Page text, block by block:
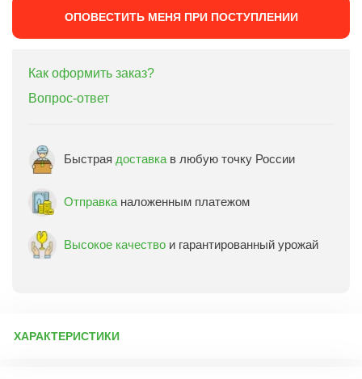
ОПОВЕСТИТЬ МЕНЯ ПРИ ПОСТУПЛЕНИИ
Как оформить заказ?
Вопрос-ответ
Быстрая доставка в любую точку России
Отправка наложенным платежом
Высокое качество и гарантированный урожай
ХАРАКТЕРИСТИКИ